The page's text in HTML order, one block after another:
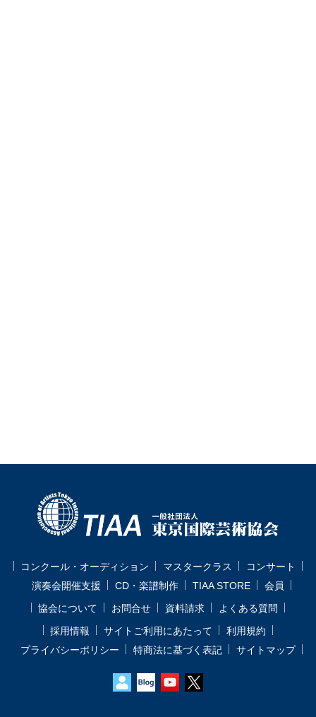
コンクール・オーディション マスタークラス
コンサート
演奏会開催支援
CD・楽譜制作 TIAA STORE
会員
協会について
お問合せ 資料請求
よくある質問
採用情報
サイトご利用にあたって
利用規約
プライバシーポリシー
特商法に基づく表記 サイトマップ